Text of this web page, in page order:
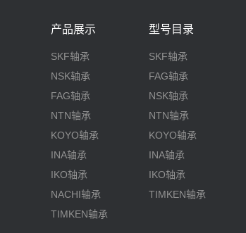
产品展示
SKF轴承
NSK轴承
FAG轴承
NTN轴承
KOYO轴承
INA轴承
IKO轴承
NACHI轴承
TIMKEN轴承
型号目录
SKF轴承
FAG轴承
NSK轴承
NTN轴承
KOYO轴承
INA轴承
IKO轴承
TIMKEN轴承